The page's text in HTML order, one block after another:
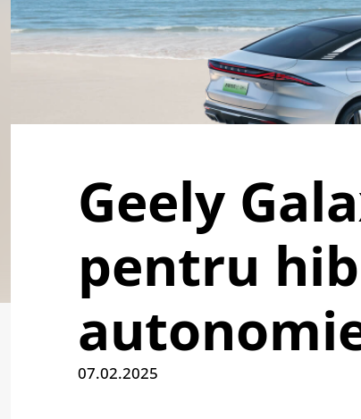
Geely
pentru
07.02.2025